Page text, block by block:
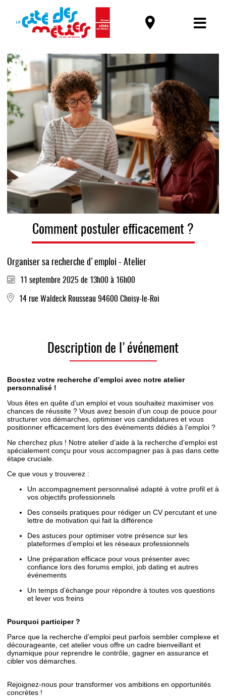
Comment postuler efficacement ?
Organiser sa recherche d'emploi - Atelier
11 septembre 2025 de 13h00 à 16h00
14 rue Waldeck Rousseau 94600 Choisy-le-Roi
Description de l'événement
Boostez votre recherche d’emploi avec notre atelier
personnalisé !
Vous êtes en quête d’un emploi et vous souhaitez maximiser vos
chances de réussite ? Vous avez besoin d’un coup de pouce pour
structurer vos démarches, optimiser vos candidatures et vous
positionner efficacement lors des événements dédiés à l’emploi ?
Ne cherchez plus ! Notre atelier d’aide à la recherche d’emploi est
spécialement conçu pour vous accompagner pas à pas dans cette
étape cruciale.
Ce que vous y trouverez :
Un accompagnement personnalisé adapté à votre profil et à
vos objectifs professionnels
Des conseils pratiques pour rédiger un CV percutant et une
lettre de motivation qui fait la différence
Des astuces pour optimiser votre présence sur les
plateformes d’emploi et les réseaux professionnels
Une préparation efficace pour vous présenter avec
confiance lors des forums emploi, job dating et autres
événements
Un temps d’échange pour répondre à toutes vos questions
et lever vos freins
Pourquoi participer ?
Parce que la recherche d’emploi peut parfois sembler complexe et
décourageante, cet atelier vous offre un cadre bienveillant et
dynamique pour reprendre le contrôle, gagner en assurance et
cibler vos démarches.
Rejoignez-nous pour transformer vos ambitions en opportunités
concrètes !